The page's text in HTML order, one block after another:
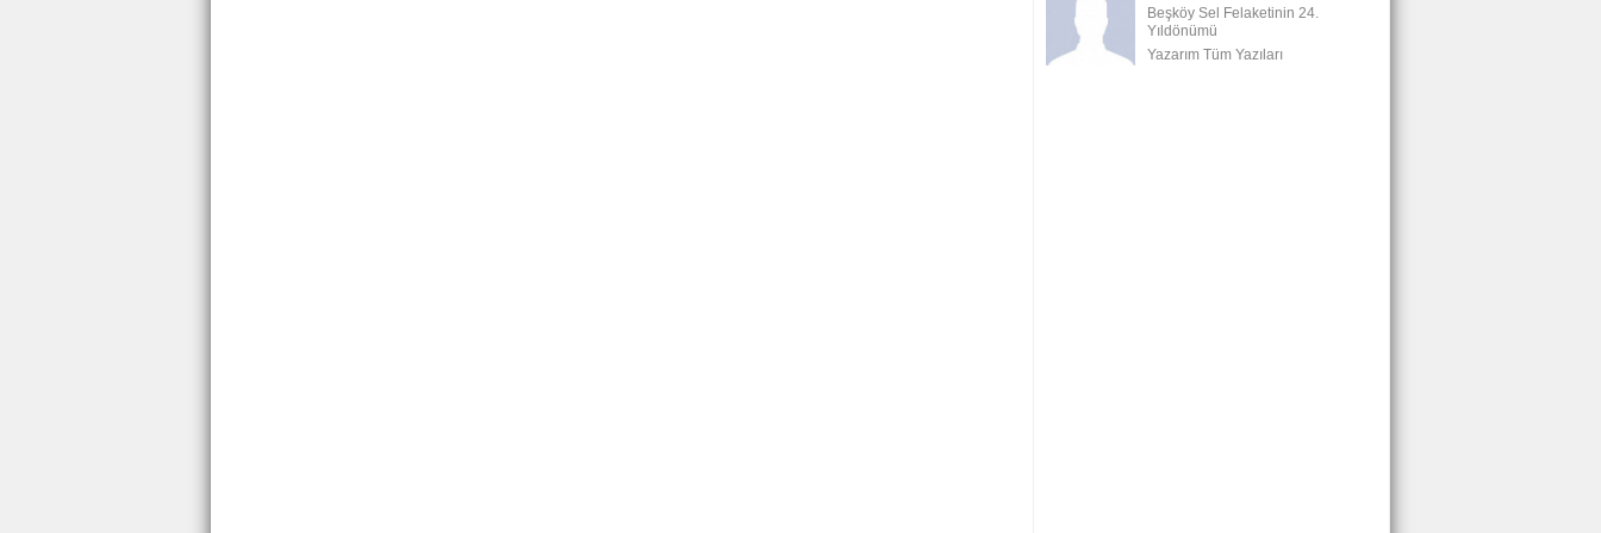
Beşköy Sel Felaketinin 24.
Yıldönümü
Yazarım Tüm Yazıları